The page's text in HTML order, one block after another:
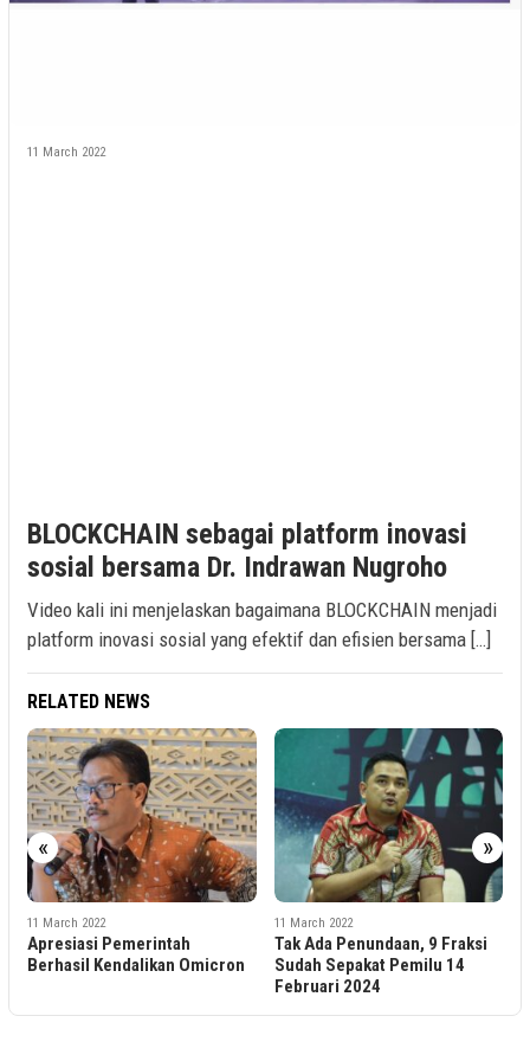
11 March 2022
BLOCKCHAIN sebagai platform inovasi
sosial bersama Dr. Indrawan Nugroho
Video kali ini menjelaskan bagaimana BLOCKCHAIN menjadi
platform inovasi sosial yang efektif dan efisien bersama […]
RELATED NEWS
« »
Omicron
Tak Ada Penundaan, 9 Fraksi
Sudah Sepakat Pemilu 14
Kelangkaan Minyak
Berkepanjangan
Timbulkan